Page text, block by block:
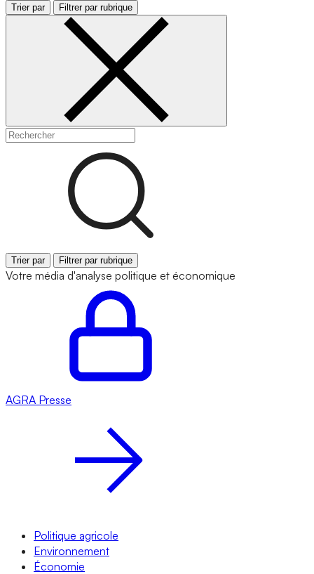
Trier par Filtrer par rubrique
Trier par Filtrer par rubrique
Votre média d'analyse politique et économique
AGRA Presse
Politique agricole
Environnement
Économie